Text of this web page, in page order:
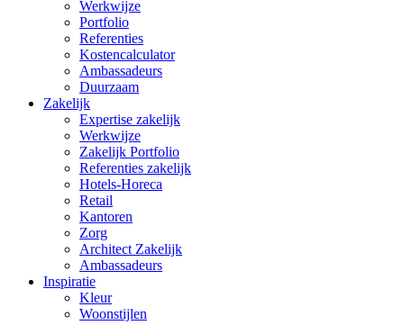
Werkwijze
Portfolio
Referenties
Kostencalculator
Ambassadeurs
Duurzaam
Zakelijk
Expertise zakelijk
Werkwijze
Zakelijk Portfolio
Referenties zakelijk
Hotels-Horeca
Retail
Kantoren
Zorg
Architect Zakelijk
Ambassadeurs
Inspiratie
Kleur
Woonstijlen